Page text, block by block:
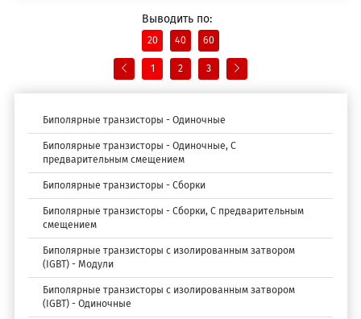
Выводить по:
20 40 60
1 2 3
Биполярные транзисторы - Одиночные
Биполярные транзисторы - Одиночные, С
предварительным смещением
Биполярные транзисторы - Сборки
Биполярные транзисторы - Сборки, С предварительным
смещением
Биполярные транзисторы с изолированным затвором
(IGBT) - Модули
Биполярные транзисторы с изолированным затвором
(IGBT) - Одиночные